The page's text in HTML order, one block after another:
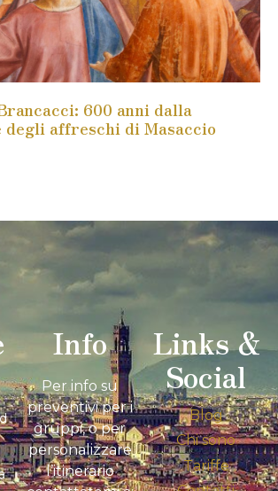
600 anni dalla
degli affreschi di Masaccio
Info
Per info su
preventivi per i
gruppi, o per
personalizzare
l’itinerario
Links &
Social
Blog
Chi sono
Tariffe